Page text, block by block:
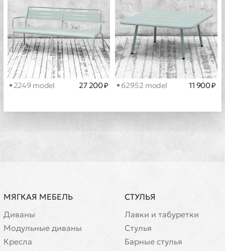
2249 model 27 200 ₽ 62952 model 11 900 ₽
МЯГКАЯ МЕБЕЛЬ
Диваны
Модульные диваны
Кресла
СТУЛЬЯ
Лавки и табуретки
Стулья
Барные стулья